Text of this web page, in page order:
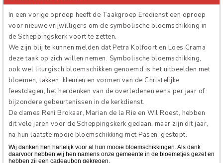
In een vorige oproep heeft de Taakgroep Eredienst een oproep
voor nieuwe vrijwilligers om de symbolische bloemschikking in
de Scheppingskerk voort te zetten.
We zijn blij te kunnen melden dat Petra Kolfoort en Loes Crama
deze taak op zich willen nemen. Symbolische bloemschikking,
ook wel liturgisch bloemschikken genoemd is het uitbeelden met
bloemen, takken, kleuren en vormen van de Christelijke
feestdagen, het herdenken van de overledenen eens per jaar of
bijzondere gebeurtenissen in de kerkdienst.
De dames Reni Brokaar, Marian de la Rie en Wil Roest, hebben
dit vele jaren voor de Scheppingskerk gedaan, maar zijn dit jaar,
na hun laatste mooie bloemschikking met Pasen, gestopt.
Wij danken hen hartelijk voor al hun mooie bloemschikkingen. Als dank
daarvoor hebben wij hen namens onze gemeente in de bloemetjes gezet en
hebben zij een cadeaubon gekregen.